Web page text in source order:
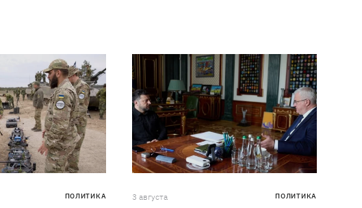
ПОЛИТИКА 3 августа ПОЛИТИКА